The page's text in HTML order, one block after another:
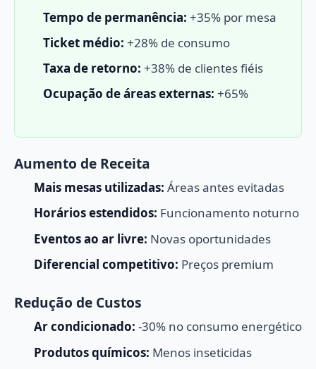
Tempo de permanência: +35% por mesa
Ticket médio: +28% de consumo
Taxa de retorno: +38% de clientes fiéis
Ocupação de áreas externas: +65%
Aumento de Receita
Mais mesas utilizadas: Áreas antes evitadas
Horários estendidos: Funcionamento noturno
Eventos ao ar livre: Novas oportunidades
Diferencial competitivo: Preços premium
Redução de Custos
Ar condicionado: -30% no consumo energético
Produtos químicos: Menos inseticidas